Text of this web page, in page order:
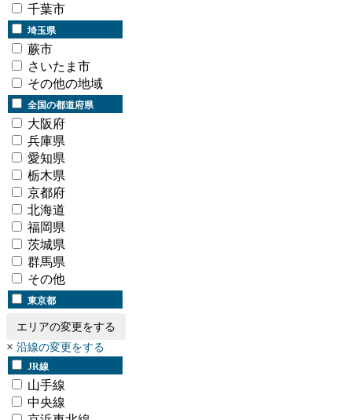
千葉市
埼玉県
蕨市
さいたま市
その他の地域
全国の都道府県
大阪府
兵庫県
愛知県
栃木県
京都府
北海道
福岡県
茨城県
群馬県
その他
東京都
エリアの変更をする
× 沿線の変更をする
JR線
山手線
中央線